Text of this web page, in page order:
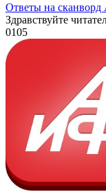
Ответы на
Здравствуйте
0105